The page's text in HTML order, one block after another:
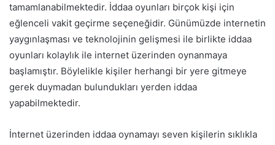
tamamlanabilmektedir. İddaa oyunları birçok kişi için
eğlenceli vakit geçirme seçeneğidir. Günümüzde internetin
yaygınlaşması ve teknolojinin gelişmesi ile birlikte iddaa
oyunları kolaylık ile internet üzerinden oynanmaya
başlamıştır. Böylelikle kişiler herhangi bir yere gitmeye
gerek duymadan bulundukları yerden iddaa
yapabilmektedir.
İnternet üzerinden iddaa oynamayı seven kişilerin sıklıkla